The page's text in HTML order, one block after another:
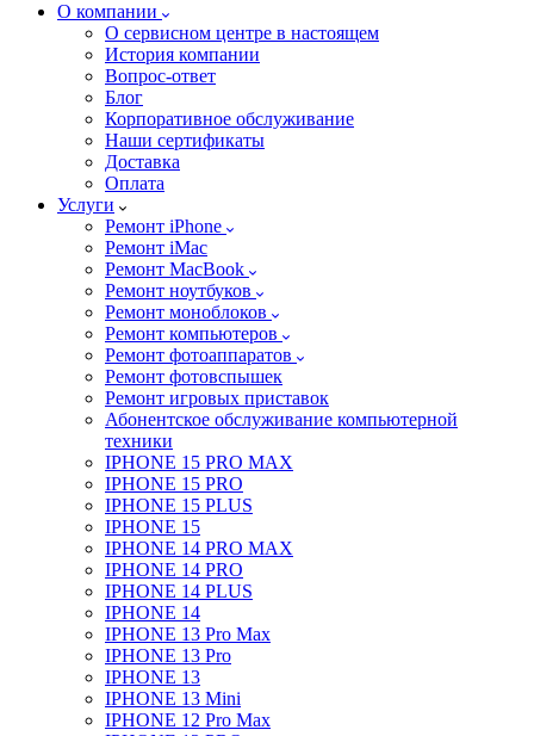
О компании
О сервисном центре в настоящем
История компании
Вопрос-ответ
Блог
Корпоративное обслуживание
Наши сертификаты
Доставка
Оплата
Услуги
Ремонт iPhone
Ремонт iMac
Ремонт MacBook
Ремонт ноутбуков
Ремонт моноблоков
Ремонт компьютеров
Ремонт фотоаппаратов
Ремонт фотовспышек
Ремонт игровых приставок
Абонентское обслуживание компьютерной
техники
IPHONE 15 PRO MAX
IPHONE 15 PRO
IPHONE 15 PLUS
IPHONE 15
IPHONE 14 PRO MAX
IPHONE 14 PRO
IPHONE 14 PLUS
IPHONE 14
IPHONE 13 Pro Max
IPHONE 13 Pro
IPHONE 13
IPHONE 13 Mini
IPHONE 12 Pro Max